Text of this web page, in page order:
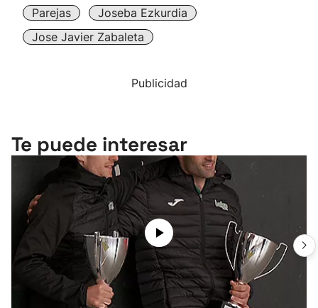
Parejas
Joseba Ezkurdia
Jose Javier Zabaleta
Publicidad
Te puede interesar